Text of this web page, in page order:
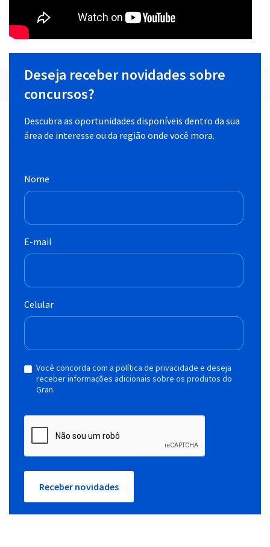
Deseja receber novidades sobre
concursos?
Descubra as oportunidades disponíveis dentro da sua
área de interesse ou da região onde você mora.
Nome
E-mail
Celular
Você concorda com a política de privacidade e deseja
receber informações adicionais sobre os produtos do
Gran.
Receber novidades